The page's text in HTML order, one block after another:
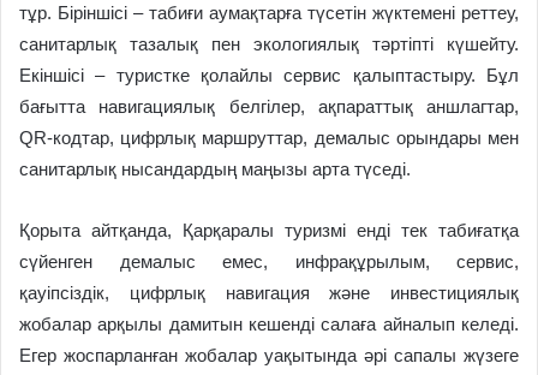
тұр. Біріншісі – табиғи аумақтарға түсетін жүктемені реттеу,
санитарлық тазалық пен экологиялық тәртіпті күшейту.
Екіншісі – туристке қолайлы сервис қалыптастыру. Бұл
бағытта навигациялық белгілер, ақпараттық аншлагтар,
QR-кодтар, цифрлық маршруттар, демалыс орындары мен
санитарлық нысандардың маңызы арта түседі.
Қорыта айтқанда, Қарқаралы туризмі енді тек табиғатқа
сүйенген демалыс емес, инфрақұрылым, сервис,
қауіпсіздік, цифрлық навигация және инвестициялық
жобалар арқылы дамитын кешенді салаға айналып келеді.
Егер жоспарланған жобалар уақытында әрі сапалы жүзеге